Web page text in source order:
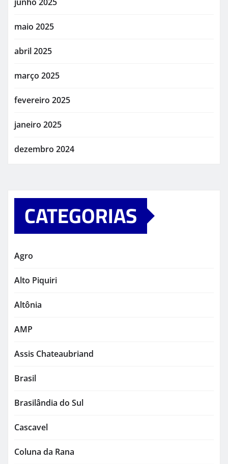
maio 2025
abril 2025
março 2025
fevereiro 2025
janeiro 2025
dezembro 2024
CATEGORIAS
Agro
Alto Piquiri
Altônia
AMP
Assis Chateaubriand
Brasil
Brasilândia do Sul
Cascavel
Coluna da Rana